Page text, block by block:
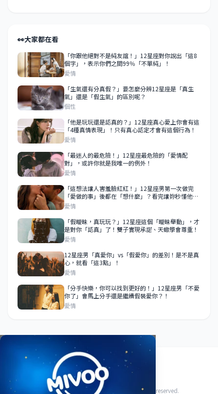
👀大家都在看
「你跟他絕對不是純友誼！」12星座對你說出「這8
個字」，表示你們之間99％「不單純」！
愛情
「生氣還有分真假？」要怎麼分辨12星座是「真生
氣」還是「假生氣」的區別呢？
個性
「他是玩玩還是認真的？」12星座真心愛上你會有這
「4種真情表現」！只有真心認定才會有這個行為！
愛情
「最迷人的最危險！」12星座最危險的「愛情配
對」，或許你就是我唯一的例外！
愛情
「這想法讓人害羞臉紅紅！」12星座男第一次做完
「愛做的事」後都在「想什麼」？看完讓妳秒懂他的
心！
愛情
「假曖昧，真玩玩？」12星座這個「曖昧舉動」，才
是對你「認真」了！雙子實現承諾、天蠍學會尊重！
愛情
12星座男「真愛你」vs「假愛你」的差別！是不是真
心，就看「這3點」！
愛情
「分手快樂，你可以找到更好的！」12星座男「不愛
你了」會馬上分手還是繼續假裝愛你？！
愛情
關於我們使用條款 隱私政策聯絡我們
© 2026 HoroFriend88 星座好朋友. All rights reserved.